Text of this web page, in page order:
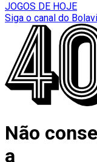
JOGOS DE HOJE
Siga o canal do
Não
a